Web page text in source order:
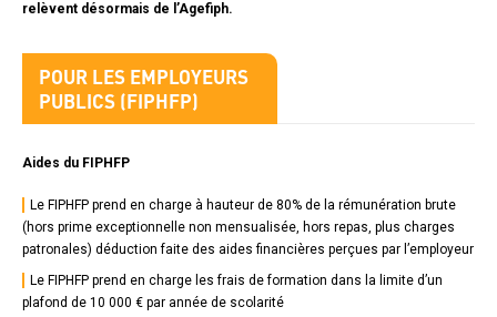
relèvent désormais de l’Agefiph.
Titre
bloc
POUR LES EMPLOYEURS
PUBLICS (FIPHFP)
Titre
bloc
2
Texte
Aides du FIPHFP
Le FIPHFP prend en charge à hauteur de 80% de la rémunération brute
(hors prime exceptionnelle non mensualisée, hors repas, plus charges
patronales) déduction faite des aides financières perçues par l’employeur
Le FIPHFP prend en charge les frais de formation dans la limite d’un
plafond de 10 000 € par année de scolarité